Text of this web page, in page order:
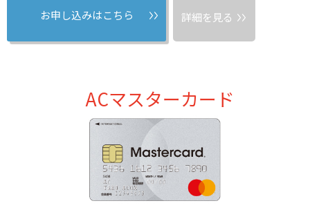
お申し込みはこちら 詳細を見る
ACマスターカード